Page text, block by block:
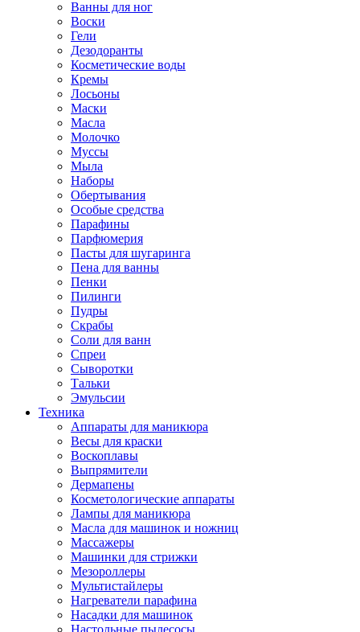
Ванны для ног
Воски
Гели
Дезодоранты
Косметические воды
Кремы
Лосьоны
Маски
Масла
Молочко
Муссы
Мыла
Наборы
Обертывания
Особые средства
Парафины
Парфюмерия
Пасты для шугаринга
Пена для ванны
Пенки
Пилинги
Пудры
Скрабы
Соли для ванн
Спреи
Сыворотки
Тальки
Эмульсии
Техника
Аппараты для маникюра
Весы для краски
Воскоплавы
Выпрямители
Дермапены
Косметологические аппараты
Лампы для маникюра
Масла для машинок и ножниц
Массажеры
Машинки для стрижки
Мезороллеры
Мультистайлеры
Нагреватели парафина
Насадки для машинок
Настольные пылесосы